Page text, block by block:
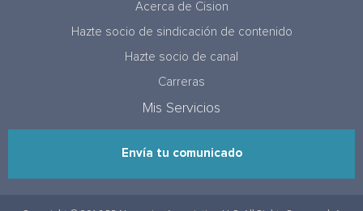
Acerca de Cision
Hazte socio de sindicación de contenido
Hazte socio de canal
Carreras
Mis Servicios
Envía tu comunicado